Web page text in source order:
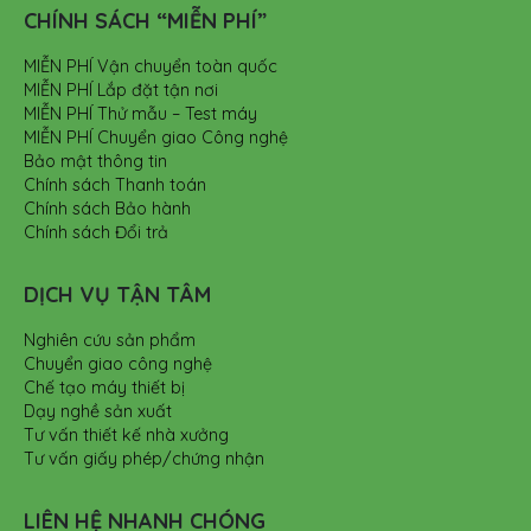
CHÍNH SÁCH “MIỄN PHÍ”
MIỄN PHÍ Vận chuyển toàn quốc
MIỄN PHÍ Lắp đặt tận nơi
MIỄN PHÍ Thử mẫu – Test máy
MIỄN PHÍ Chuyển giao Công nghệ
Bảo mật thông tin
Chính sách Thanh toán
Chính sách Bảo hành
Chính sách Đổi trả
DỊCH VỤ TẬN TÂM
Nghiên cứu sản phẩm
Chuyển giao công nghệ
Chế tạo máy thiết bị
Dạy nghề sản xuất
Tư vấn thiết kế nhà xưởng
Tư vấn giấy phép/chứng nhận
LIÊN HỆ NHANH CHÓNG